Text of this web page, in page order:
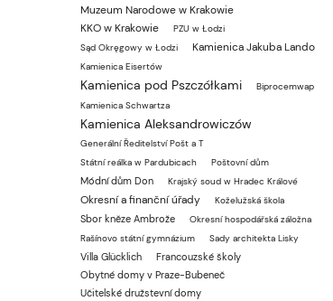
Muzeum Narodowe w Krakowie
KKO w Krakowie
PZU w Łodzi
Sąd Okręgowy w Łodzi
Kamienica Jakuba Lando
Kamienica Eisertów
Kamienica pod Pszczółkami
Biprocemwap
Kamienica Schwartza
Kamienica Aleksandrowiczów
Generální Ředitelství Pošt a T
Státní reálka w Pardubicach
Poštovní dům
Módní dům Don Krajský soud w Hradec Králové
Okresní a finanční úřady Koželužská škola
Sbor kněze Ambrože
Okresní hospodářská záložna
Rašínovo státní gymnázium
Sady architekta Lisky
Villa Glücklich
Francouzské školy
Obytné domy v Praze-Bubeneč
Učitelské družstevní domy